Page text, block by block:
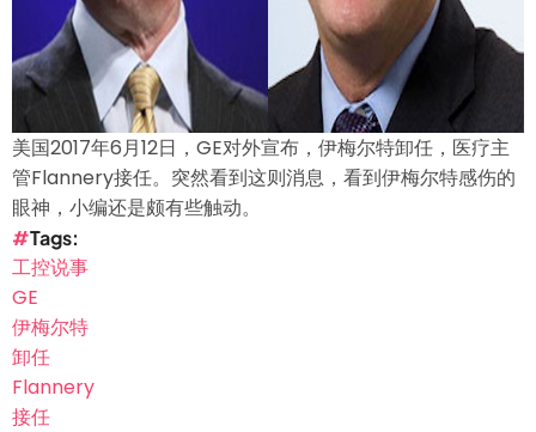
美国2017年6月12日，GE对外宣布，伊梅尔特卸任，医疗主
管Flannery接任。突然看到这则消息，看到伊梅尔特感伤的
眼神，小编还是颇有些触动。
Tags
工控说事
GE
伊梅尔特
卸任
Flannery
接任